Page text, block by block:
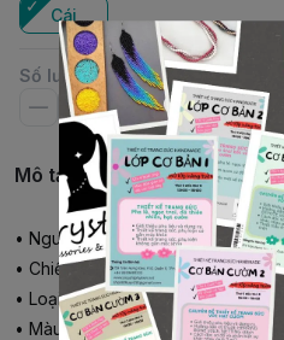
Cái
Số lượng
Mô tả chi tiết
• Nguyên phụ liệu: Ngọc trai,
• Chiều dài: 46cm
• Loại: Vòng cổ size trung, có khóa
• Màu : Ngọc trai Swarovski